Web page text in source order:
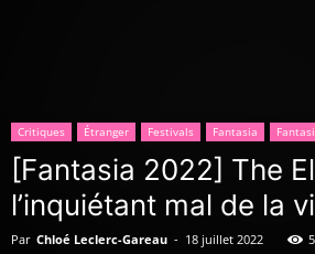
Critiques Étranger Festivals Fantasia
[Fantasia 2022] The
l’inquiétant mal de la
Par Chloé Leclerc-Gareau - 18 juillet 2022